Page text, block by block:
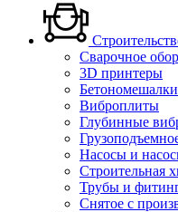
Сварочное
3D принтеры
Бетономешалки
Виброплиты
Глубинные
Насосы и
Строительная
Трубы и
Снятое с